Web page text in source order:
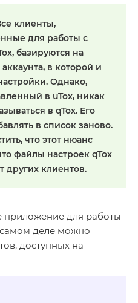
клиенты,
для работы с
базируются на
в которой и
Однако,
в uTox, никак
в qTox. Его
в список заново.
что этот нюанс
файлы настроек qTox
других клиентов.
приложение для работы
самом деле можно
доступных на